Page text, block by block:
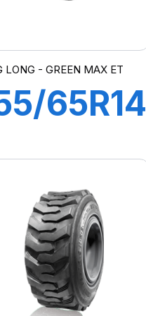
LONG - GREEN MAX ET
65R14
ET